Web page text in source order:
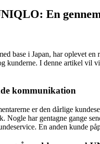
En
base i Japan, har oplevet
kunderne. I denne artikel vil
kommunikation
er den dårlige
Nogle har gentagne gange
En anden kunde